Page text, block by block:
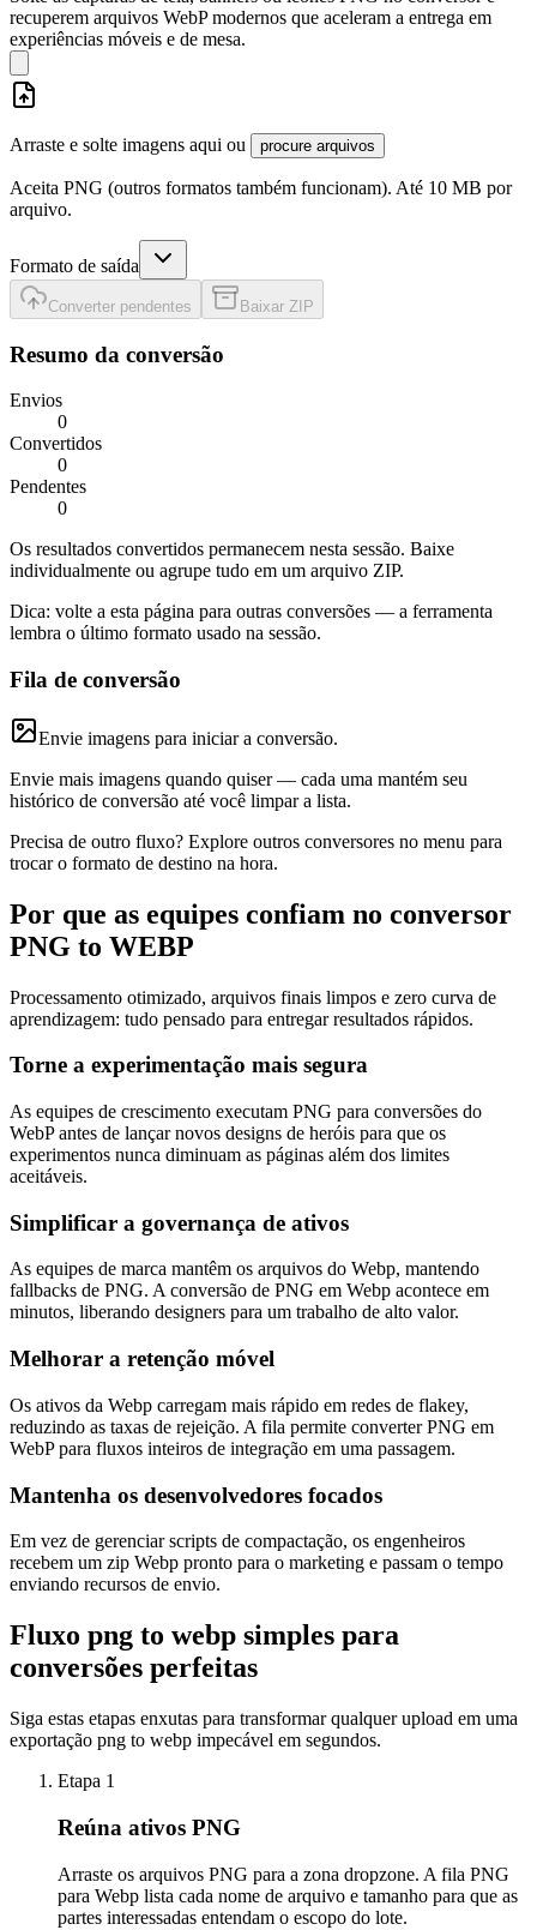
recuperem arquivos WebP modernos que aceleram a entrega em
experiências móveis e de mesa.
Arraste e solte imagens aqui ou procure arquivos
Aceita PNG (outros formatos também funcionam). Até 10 MB por
arquivo.
Formato de saída
Converter pendentes Baixar ZIP
Resumo da conversão
Envios
0
Convertidos
0
Pendentes
0
Os resultados convertidos permanecem nesta sessão. Baixe
individualmente ou agrupe tudo em um arquivo ZIP.
Dica: volte a esta página para outras conversões — a ferramenta
lembra o último formato usado na sessão.
Fila de conversão
Envie imagens para iniciar a conversão.
Envie mais imagens quando quiser — cada uma mantém seu
histórico de conversão até você limpar a lista.
Precisa de outro fluxo? Explore outros conversores no menu para
trocar o formato de destino na hora.
Por que as equipes confiam no conversor
PNG to WEBP
Processamento otimizado, arquivos finais limpos e zero curva de
aprendizagem: tudo pensado para entregar resultados rápidos.
Torne a experimentação mais segura
As equipes de crescimento executam PNG para conversões do
WebP antes de lançar novos designs de heróis para que os
experimentos nunca diminuam as páginas além dos limites
aceitáveis.
Simplificar a governança de ativos
As equipes de marca mantêm os arquivos do Webp, mantendo
fallbacks de PNG. A conversão de PNG em Webp acontece em
minutos, liberando designers para um trabalho de alto valor.
Melhorar a retenção móvel
Os ativos da Webp carregam mais rápido em redes de flakey,
reduzindo as taxas de rejeição. A fila permite converter PNG em
WebP para fluxos inteiros de integração em uma passagem.
Mantenha os desenvolvedores focados
Em vez de gerenciar scripts de compactação, os engenheiros
recebem um zip Webp pronto para o marketing e passam o tempo
enviando recursos de envio.
Fluxo png to webp simples para
conversões perfeitas
Siga estas etapas enxutas para transformar qualquer upload em uma
exportação png to webp impecável em segundos.
Etapa 1
Reúna ativos PNG
Arraste os arquivos PNG para a zona dropzone. A fila PNG
para Webp lista cada nome de arquivo e tamanho para que as
partes interessadas entendam o escopo do lote.